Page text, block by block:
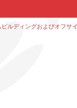
ルディングおよびオフサ